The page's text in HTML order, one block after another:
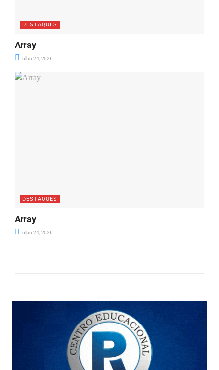
DESTAQUES
Array
julho 24, 2026
DESTAQUES
Array
julho 24, 2026